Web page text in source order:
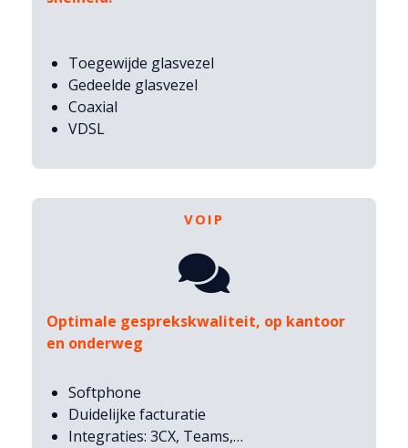
Toegewijde glasvezel
Gedeelde glasvezel
Coaxial
VDSL
VOIP
Optimale gesprekskwaliteit, op kantoor
en onderweg
Softphone
Duidelijke facturatie
Integraties: 3CX, Teams,…